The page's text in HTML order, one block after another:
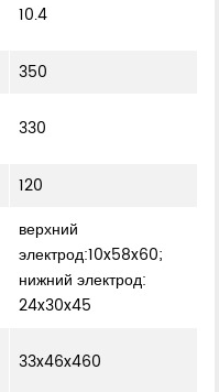
10.4
350
330
120
верхний
электрод:10x58x60;
нижний электрод:
24x30x45
33x46x460